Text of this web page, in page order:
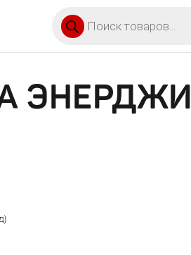
ЭНЕРДЖИ